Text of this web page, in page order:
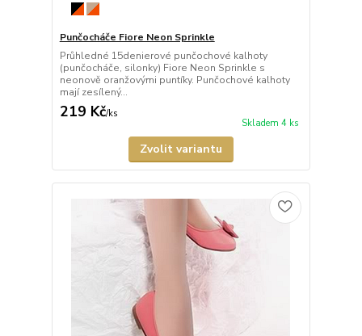
Punčocháče Fiore Neon Sprinkle
Průhledné 15denierové punčochové kalhoty
(punčocháče, silonky) Fiore Neon Sprinkle s
neonově oranžovými puntíky. Punčochové kalhoty
mají zesílený...
219 Kč/ks
Skladem 4 ks
Zvolit variantu